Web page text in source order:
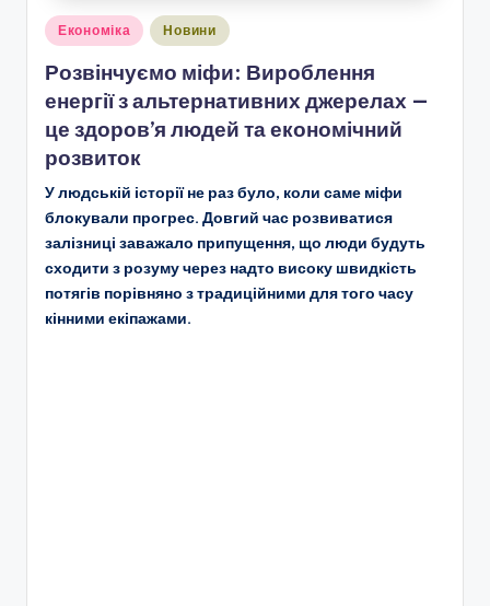
Опубліковано
Економіка Новини
Розвінчуємо міфи: Вироблення
енергії з альтернативних джерелах —
це здоров’я людей та економічний
розвиток
У людській історії не раз було, коли саме міфи
блокували прогрес. Довгий час розвиватися
залізниці заважало припущення, що люди будуть
сходити з розуму через надто високу швидкість
потягів порівняно з традиційними для того часу
кінними екіпажами.